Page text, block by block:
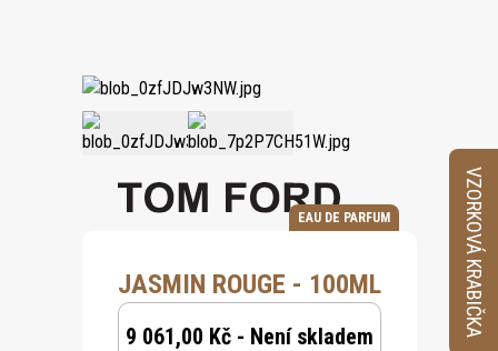
EAU DE PARFUM
JASMIN ROUGE - 100ML
9 061,00 Kč - Není skladem VZORKOVÁ KRABIČKA